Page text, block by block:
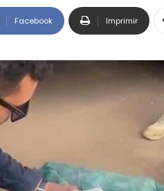
Facebook Imprimir